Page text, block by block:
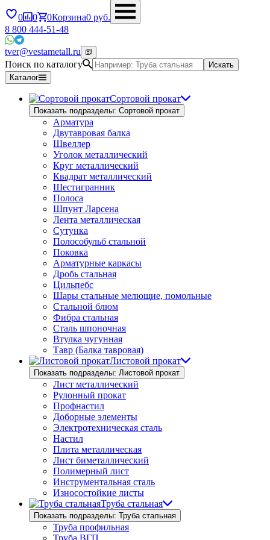
0 0 0Корзина0 руб.
8 800 444-51-48
tver@vestametall.ru
Поиск по каталогу
Искать
Каталог
Сортовой прокат
Показать подразделы: Сортовой прокат
Арматура
Двутавровая балка
Швеллер
Уголок металлический
Круг металлический
Квадрат металлический
Шестигранник
Полоса
Шпунт Ларсена
Лента металлическая
Сутунка
Полособульб стальной
Поковка
Арматурные каркасы
Дробь стальная
Цильпебс
Шары стальные мелющие, помольные
Стальной блюм
Фибра стальная
Сталь шпоночная
Втулка чугунная
Тавр (Балка тавровая)
Листовой прокат
Показать подразделы: Листовой прокат
Лист металлический
Рулонный прокат
Профнастил
Доборные элементы
Электротехническая сталь
Настил
Плита металлическая
Лист биметаллический
Полимерный лист
Инструментальная сталь
Износостойкие листы
Труба стальная
Показать подразделы: Труба стальная
Труба профильная